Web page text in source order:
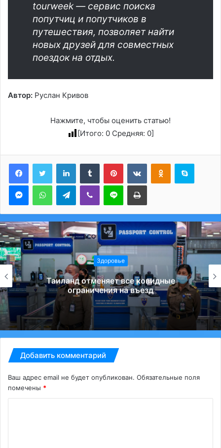
tourweek — cервис поиска
попутчиц и попутчиков в
путешествия, позволяет найти
новых друзей для совместных
поездок на отдых.
Автор: Руслан Кривов
Нажмите, чтобы оценить статью!
[Итого: 0Средняя: 0]
LinkedInTumblr PinterestВконтактеОдноклассники
Skype
MessengerWhatsAppTelegramViber Line Печатать
Здоровье
Таиланд отменяет все ковидные
ограничения на въезд
Добавить комментарий
Ваш адрес email не будет опубликован. Обязательные поля
помечены *